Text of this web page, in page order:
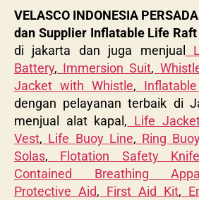
VELASCO INDONESIA PERSADA
dan Supplier Inflatable Life
di jakarta dan juga menjual
Battery, Immersion Suit,
Jacket with Whistle,
dengan pelayanan terbaik di
menjual alat kapal, Life
Vest, Life Buoy Line, Ring
Solas, Flotation Safety Knife
Contained Breathing
Protective Aid, First Aid Kit,